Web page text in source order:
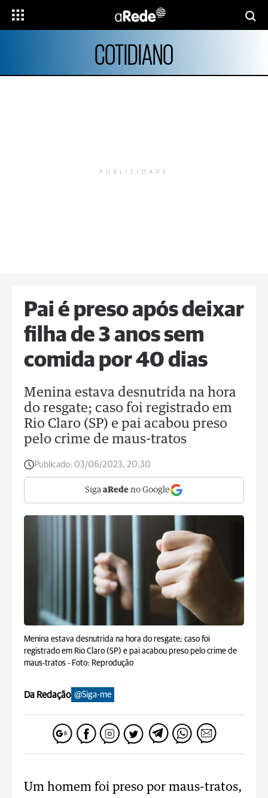
COTIDIANO
PUBLICIDADE
Pai é preso após deixar
filha de 3 anos sem
comida por 40 dias
Menina estava desnutrida na hora
do resgate; caso foi registrado em
Rio Claro (SP) e pai acabou preso
pelo crime de maus-tratos
Publicado: 03/06/2023, 20:30
Siga aRede no Google
Menina estava desnutrida na hora do resgate; caso foi
registrado em Rio Claro (SP) e pai acabou preso pelo crime de
maus-tratos - Foto: Reprodução
Da Redação @Siga-me
Um homem foi preso por maus-tratos,